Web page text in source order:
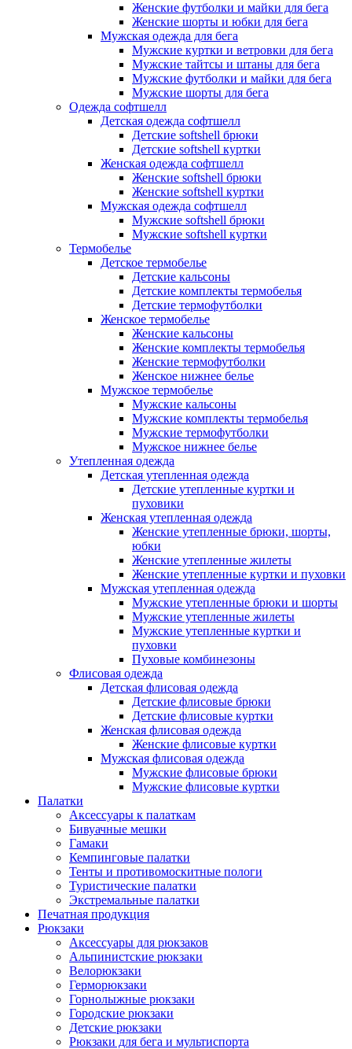
Женские футболки и майки для бега
Женские шорты и юбки для бега
Мужская одежда для бега
Мужские куртки и ветровки для бега
Мужские тайтсы и штаны для бега
Мужские футболки и майки для бега
Мужские шорты для бега
Одежда софтшелл
Детская одежда софтшелл
Детские softshell брюки
Детские softshell куртки
Женская одежда софтшелл
Женские softshell брюки
Женские softshell куртки
Мужская одежда софтшелл
Мужские softshell брюки
Мужские softshell куртки
Термобелье
Детское термобелье
Детские кальсоны
Детские комплекты термобелья
Детские термофутболки
Женское термобелье
Женские кальсоны
Женские комплекты термобелья
Женские термофутболки
Женское нижнее белье
Мужское термобелье
Мужские кальсоны
Мужские комплекты термобелья
Мужские термофутболки
Мужское нижнее белье
Утепленная одежда
Детская утепленная одежда
Детские утепленные куртки и
пуховики
Женская утепленная одежда
Женские утепленные брюки, шорты,
юбки
Женские утепленные жилеты
Женские утепленные куртки и пуховки
Мужская утепленная одежда
Мужские утепленные брюки и шорты
Мужские утепленные жилеты
Мужские утепленные куртки и
пуховки
Пуховые комбинезоны
Флисовая одежда
Детская флисовая одежда
Детские флисовые брюки
Детские флисовые куртки
Женская флисовая одежда
Женские флисовые куртки
Мужская флисовая одежда
Мужские флисовые брюки
Мужские флисовые куртки
Палатки
Аксессуары к палаткам
Бивуачные мешки
Гамаки
Кемпинговые палатки
Тенты и противомоскитные пологи
Туристические палатки
Экстремальные палатки
Печатная продукция
Рюкзаки
Аксессуары для рюкзаков
Альпинистские рюкзаки
Велорюкзаки
Герморюкзаки
Горнолыжные рюкзаки
Городские рюкзаки
Детские рюкзаки
Рюкзаки для бега и мультиспорта